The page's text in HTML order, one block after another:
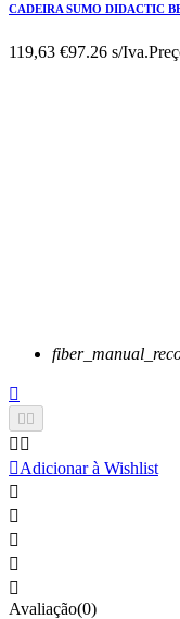
CADEIRA SUMO DIDACTIC
119,63 €97.26 s/Iva.


 
Adicionar à Wishlist





Avaliação(0)